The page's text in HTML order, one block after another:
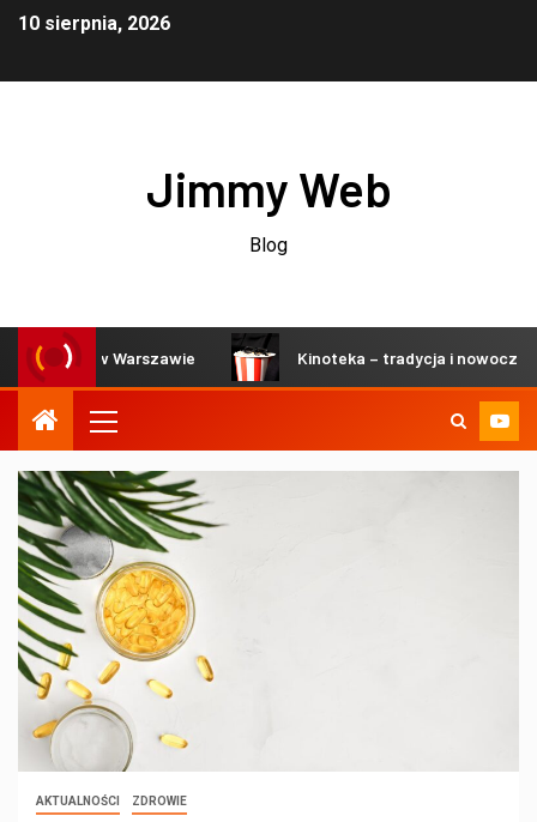
10 sierpnia, 2026
Jimmy Web
Blog
w Warszawie Kinoteka – tradycja i nowoczesność w
AKTUALNOŚCI ZDROWIE